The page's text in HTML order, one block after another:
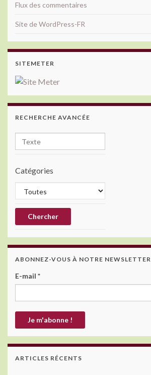
Flux des commentaires
Site de WordPress-FR
SITEMETER
RECHERCHE AVANCÉE
Catégories
ABONNEZ-VOUS À NOTRE NEWSLETTER
E-mail *
ARTICLES RÉCENTS